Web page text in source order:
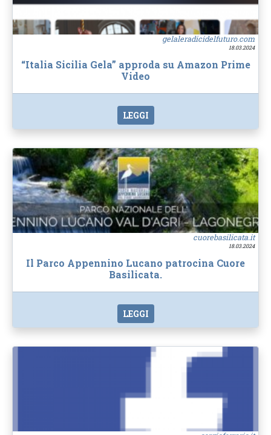
gelaleradicidelfuturo.com
18.03.2024
“Italia Sicilia Gela” approda su Amazon Prime
Video
LEGGI
cuorebasilicata.it
18.03.2024
Il Parco Appennino Lucano patrocina Cuore
Basilicata.
LEGGI